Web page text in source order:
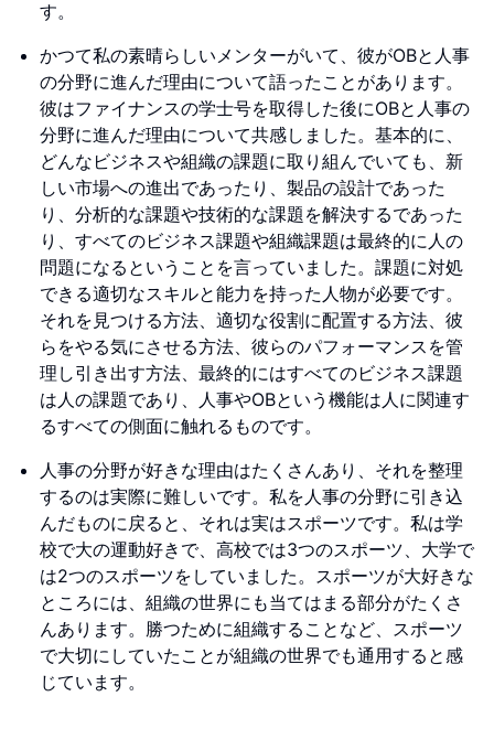
す。
かつて私の素晴らしいメンターがいて、彼がOBと人事
の分野に進んだ理由について語ったことがあります。
彼はファイナンスの学士号を取得した後にOBと人事の
分野に進んだ理由について共感しました。基本的に、
どんなビジネスや組織の課題に取り組んでいても、新
しい市場への進出であったり、製品の設計であった
り、分析的な課題や技術的な課題を解決するであった
り、すべてのビジネス課題や組織課題は最終的に人の
問題になるということを言っていました。課題に対処
できる適切なスキルと能力を持った人物が必要です。
それを見つける方法、適切な役割に配置する方法、彼
らをやる気にさせる方法、彼らのパフォーマンスを管
理し引き出す方法、最終的にはすべてのビジネス課題
は人の課題であり、人事やOBという機能は人に関連す
るすべての側面に触れるものです。
人事の分野が好きな理由はたくさんあり、それを整理
するのは実際に難しいです。私を人事の分野に引き込
んだものに戻ると、それは実はスポーツです。私は学
校で大の運動好きで、高校では3つのスポーツ、大学で
は2つのスポーツをしていました。スポーツが大好きな
ところには、組織の世界にも当てはまる部分がたくさ
んあります。勝つために組織することなど、スポーツ
で大切にしていたことが組織の世界でも通用すると感
じています。